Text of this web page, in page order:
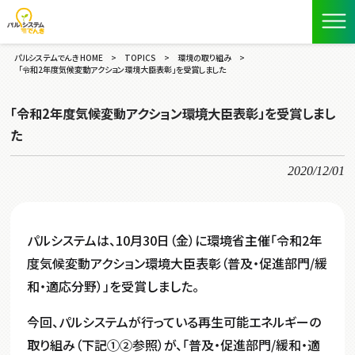
パルシステムでんき HOME > TOPICS > 環境の取り組み
>
「令和2年度気候変動アクション環境大臣表彰」を受賞しました
「令和2年度気候変動アクション環境大臣表彰」を受賞しまし
た
2020/12/01
パルシステムは、10月30日（金）に環境省主催「令和2年
度気候変動アクション環境大臣表彰（普及・促進部門/緩
和・適応分野）」を受賞しました。
今回、パルシステムが行っている再生可能エネルギーの
取り組み（下記①②参照）が、「普及・促進部門/緩和・適